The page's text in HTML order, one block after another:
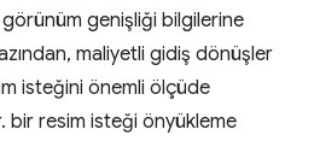
genişliği bilgilerine
maliyetli gidiş dönüşler
isteğini önemli ölçüde
bir resim isteği önyükleme